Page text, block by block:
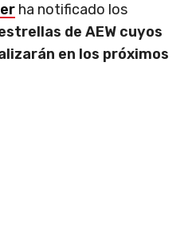
ha notificado los
de AEW cuyos
en los próximos